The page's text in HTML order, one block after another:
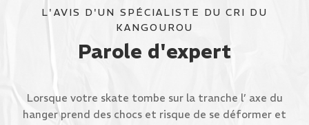
L'AVIS D'UN SPÉCIALISTE DU CRI DU
KANGOUROU
Parole d'expert
Lorsque votre skate tombe sur la tranche l’ axe du
hanger prend des chocs et risque de se déformer et